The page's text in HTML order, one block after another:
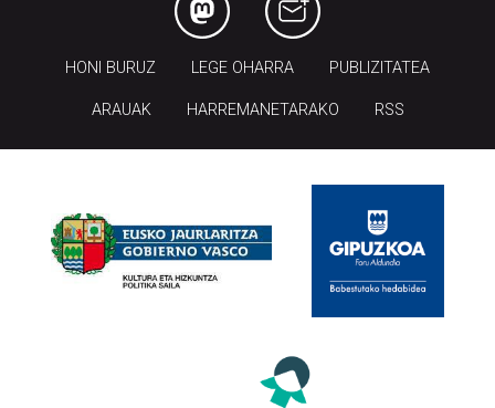
HONI BURUZ LEGE OHARRA PUBLIZITATEA
ARAUAK HARREMANETARAKO RSS